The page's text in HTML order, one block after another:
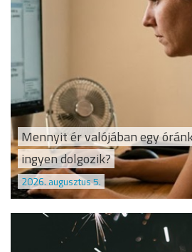
Mennyit ér valójában egy
ingyen dolgozik?
2026. augusztus 5.